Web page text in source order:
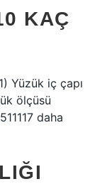
KAÇ
Yüzük iç çapı
ölçüsü
daha